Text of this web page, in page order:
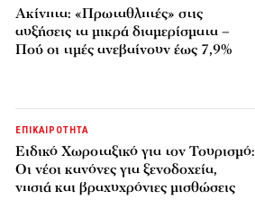
Ακίνητα: «Πρωταθλητές» στις
αυξήσεις τα μικρά διαμερίσματα –
Πού οι τιμές ανεβαίνουν έως 7,9%
ΕΠΙΚΑΙΡΟΤΗΤΑ
Ειδικό Χωροταξικό για τον Τουρισμό:
Οι νέοι κανόνες για ξενοδοχεία,
νησιά και βραχυχρόνιες μισθώσεις